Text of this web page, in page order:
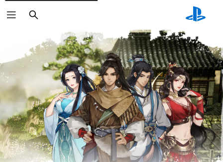
Arama